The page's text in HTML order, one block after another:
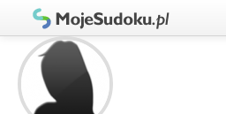
Graj w Sudoku!
Zasady Sudoku